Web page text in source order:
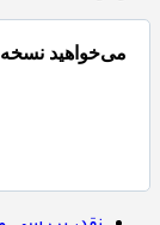
می‌خواهید نسخه